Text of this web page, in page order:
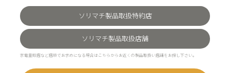
ソリマチ製品取扱特約店
ソリマチ製品取扱店舗
家電量販店など店頭でお求めになる場合はこちらからお近くの製品取扱い店舗をお探し下さい。